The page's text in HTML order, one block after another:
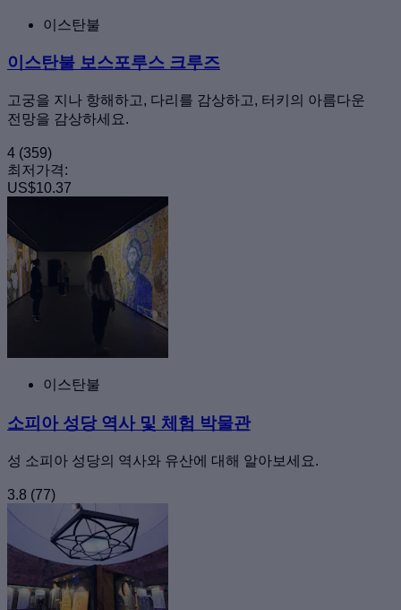
이스탄불
이스탄불 보스포루스 크루즈
고궁을 지나 항해하고, 다리를 감상하고, 터키의 아름다운
전망을 감상하세요.
4 (359)
최저가격:
US$10.37
이스탄불
소피아 성당 역사 및 체험 박물관
성 소피아 성당의 역사와 유산에 대해 알아보세요.
3.8 (77)